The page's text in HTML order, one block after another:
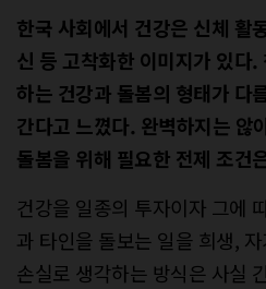
한국 사회에서 건강은 신체 활
신 등 고착화한 이미지가 있다
하는 건강과 돌봄의 형태가 다
간다고 느꼈다. 완벽하지는 않
돌봄을 위해 필요한 전제 조건
건강을 일종의 투자이자 그에
과 타인을 돌보는 일을 희생,
손실로 생각하는 방식은 사실